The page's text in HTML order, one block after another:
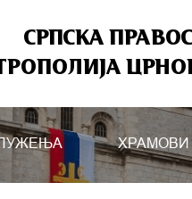
СРПСКА
ХРАМОВИ